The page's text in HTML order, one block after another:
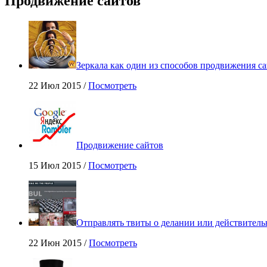
Зеркала как один из способов продвижения
22 Июл 2015 /Посмотреть
Продвижение сайтов
15 Июл 2015 /Посмотреть
Отправлять твиты о делании или
22 Июн 2015 /Посмотреть